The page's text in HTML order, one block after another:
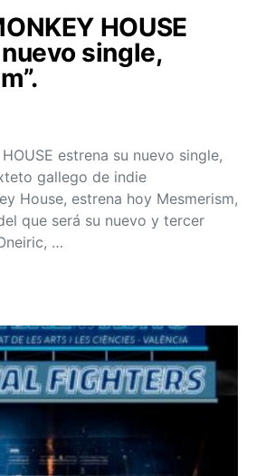
HOUSE
single,
HOUSE estrena su nuevo single,
gallego de indie
House, estrena hoy Mesmerism,
que será su nuevo y tercer
…